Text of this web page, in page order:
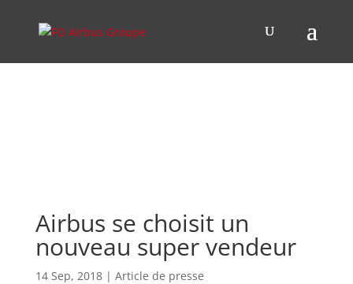
Airbus se choisit un
nouveau super vendeur
14 Sep, 2018| Article de presse